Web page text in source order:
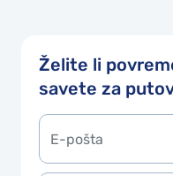
Želite li
savete za